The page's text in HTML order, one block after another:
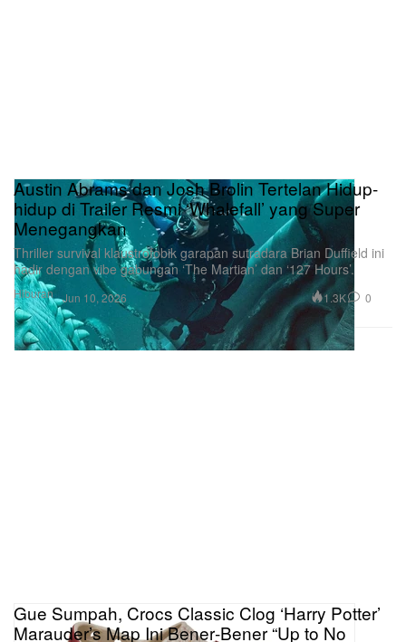
Hiburan
Austin Abrams dan Josh Brolin Tertelan Hidup-
hidup di Trailer Resmi ‘Whalefall’ yang Super
Menegangkan
Thriller survival klaustrofobik garapan sutradara Brian Duffield ini
hadir dengan vibe gabungan ‘The Martian’ dan ‘127 Hours’.
Jun 10, 2026 1.3K 0
Gue Sumpah, Crocs Classic Clog ‘Harry Potter’
Marauder’s Map Ini Bener‑Bener “Up to No